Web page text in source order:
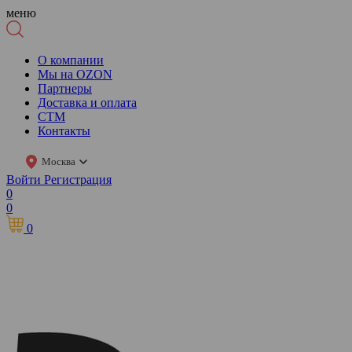
меню
О компании
Мы на OZON
Партнеры
Доставка и оплата
СТМ
Контакты
Москва
Войти Регистрация
0
0
0